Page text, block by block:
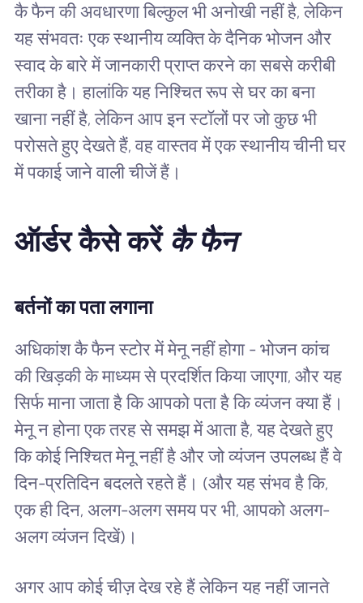
कै फैन की अवधारणा बिल्कुल भी अनोखी नहीं है, लेकिन
यह संभवतः एक स्थानीय व्यक्ति के दैनिक भोजन और
स्वाद के बारे में जानकारी प्राप्त करने का सबसे करीबी
तरीका है। हालांकि यह निश्चित रूप से घर का बना
खाना नहीं है, लेकिन आप इन स्टॉलों पर जो कुछ भी
परोसते हुए देखते हैं, वह वास्तव में एक स्थानीय चीनी घर
में पकाई जाने वाली चीजें हैं।
ऑर्डर कैसे करें कै फैन
बर्तनों का पता लगाना
अधिकांश कै फैन स्टोर में मेनू नहीं होगा - भोजन कांच
की खिड़की के माध्यम से प्रदर्शित किया जाएगा, और यह
सिर्फ माना जाता है कि आपको पता है कि व्यंजन क्या हैं।
मेनू न होना एक तरह से समझ में आता है, यह देखते हुए
कि कोई निश्चित मेनू नहीं है और जो व्यंजन उपलब्ध हैं वे
दिन-प्रतिदिन बदलते रहते हैं। (और यह संभव है कि,
एक ही दिन, अलग-अलग समय पर भी, आपको अलग-
अलग व्यंजन दिखें)।
अगर आप कोई चीज़ देख रहे हैं लेकिन यह नहीं जानते